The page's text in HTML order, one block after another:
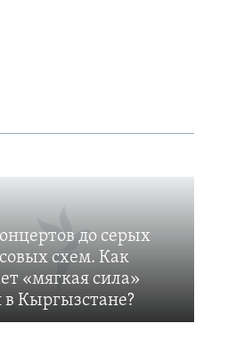
до серых
схем. Как
«мягкая сила»
в Кыргызстане?